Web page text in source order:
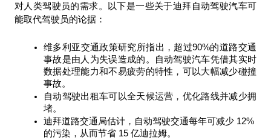
对人类驾驶员的需求。以下是一些关于迪拜自动驾驶汽车可
能取代驾驶员的论据：
维多利亚交通政策研究所指出，超过90%的道路交通
事故是由人为失误造成的。自动驾驶汽车凭借其实时
数据处理能力和不易疲劳的特性，可以大幅减少碰撞
事故。
自动驾驶出租车可以全天候运营，优化路线并减少拥
堵。
迪拜道路交通局估计，自动驾驶交通每年可减少 12%
的污染，从而节省 15 亿迪拉姆。